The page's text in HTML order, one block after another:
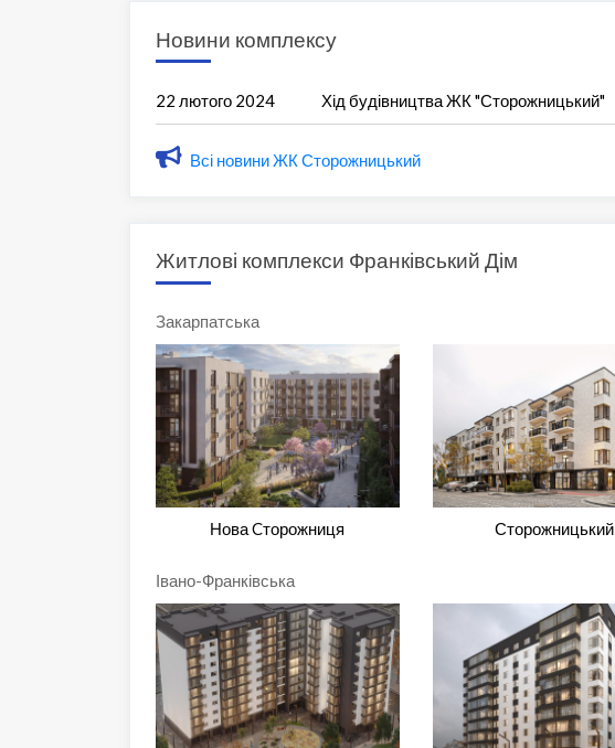
Новини комплексу
22 лютого 2024 Хід будівництва ЖК "Сторожницький"
Всі новини ЖК Сторожницький
Житлові комплекси Франківський Дім
Закарпатська
Нова Cторожниця Сторожницький
Івано-Франківська